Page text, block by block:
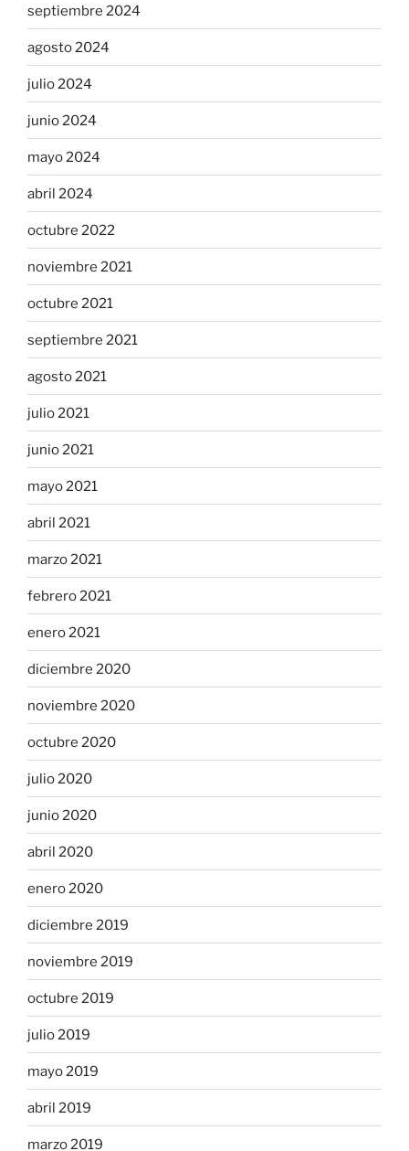
septiembre 2024
agosto 2024
julio 2024
junio 2024
mayo 2024
abril 2024
octubre 2022
noviembre 2021
octubre 2021
septiembre 2021
agosto 2021
julio 2021
junio 2021
mayo 2021
abril 2021
marzo 2021
febrero 2021
enero 2021
diciembre 2020
noviembre 2020
octubre 2020
julio 2020
junio 2020
abril 2020
enero 2020
diciembre 2019
noviembre 2019
octubre 2019
julio 2019
mayo 2019
abril 2019
marzo 2019